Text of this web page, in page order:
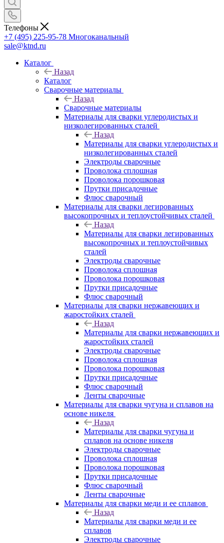
Телефоны
+7 (495) 225-95-78 Многоканальный
sale@ktnd.ru
Каталог
Назад
Каталог
Сварочные материалы
Назад
Сварочные материалы
Материалы для сварки углеродистых и
низколегированных сталей
Назад
Материалы для сварки углеродистых и
низколегированных сталей
Электроды сварочные
Проволока сплошная
Проволока порошковая
Прутки присадочные
Флюс сварочный
Материалы для сварки легированных
высокопрочных и теплоустойчивых сталей
Назад
Материалы для сварки легированных
высокопрочных и теплоустойчивых
сталей
Электроды сварочные
Проволока сплошная
Проволока порошковая
Прутки присадочные
Флюс сварочный
Материалы для сварки нержавеющих и
жаростойких сталей
Назад
Материалы для сварки нержавеющих и
жаростойких сталей
Электроды сварочные
Проволока сплошная
Проволока порошковая
Прутки присадочные
Флюс сварочный
Ленты сварочные
Материалы для сварки чугуна и сплавов на
основе никеля
Назад
Материалы для сварки чугуна и
сплавов на основе никеля
Электроды сварочные
Проволока сплошная
Проволока порошковая
Прутки присадочные
Флюс сварочный
Ленты сварочные
Материалы для сварки меди и ее сплавов
Назад
Материалы для сварки меди и ее
сплавов
Электроды сварочные